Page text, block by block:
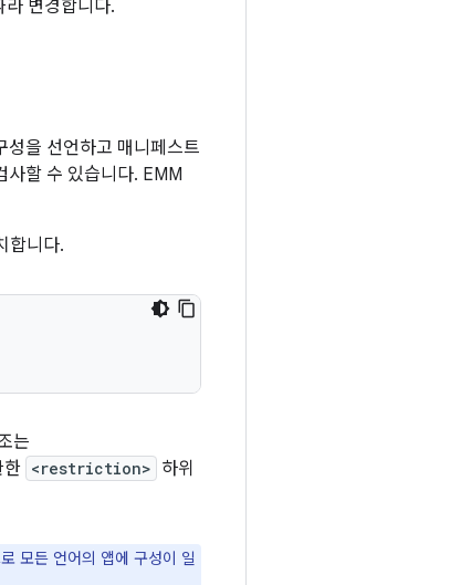
변경합니다.
성을 선언하고 매니페스트
사할 수 있습니다. EMM
합니다.
는
한 <restriction> 하위
모든 언어의 앱에 구성이 일